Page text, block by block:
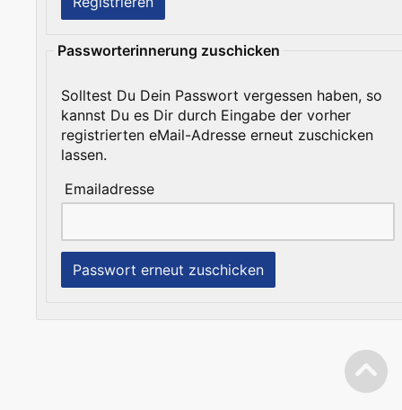
Passworterinnerung zuschicken
Solltest Du Dein Passwort vergessen haben, so
kannst Du es Dir durch Eingabe der vorher
registrierten eMail-Adresse erneut zuschicken
lassen.
Emailadresse